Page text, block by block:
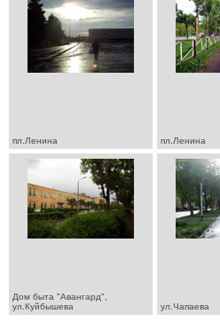
пл.Ленина пл.Ленина
Дом быта "Авангард",
ул.Куйбышева
ул.Чапаева